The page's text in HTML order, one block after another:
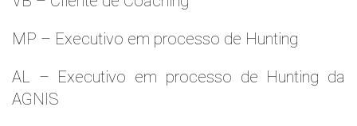
MP – Executivo em processo de Hunting
AL – Executivo em processo de Hunting da
AGNIS